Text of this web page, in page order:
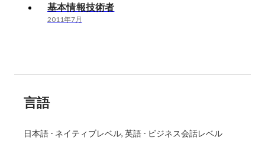
基本情報技術者
2011年7月
言語
日本語 - ネイティブレベル 英語 - ビジネス会話レベル